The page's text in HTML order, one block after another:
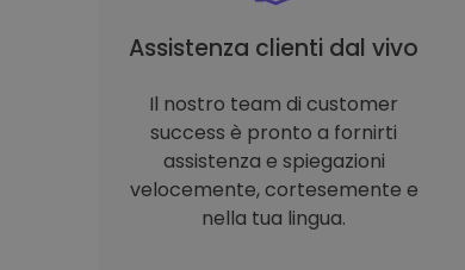
Assistenza clienti dal vivo
Il nostro team di customer
success è pronto a fornirti
assistenza e spiegazioni
velocemente, cortesemente e
nella tua lingua.